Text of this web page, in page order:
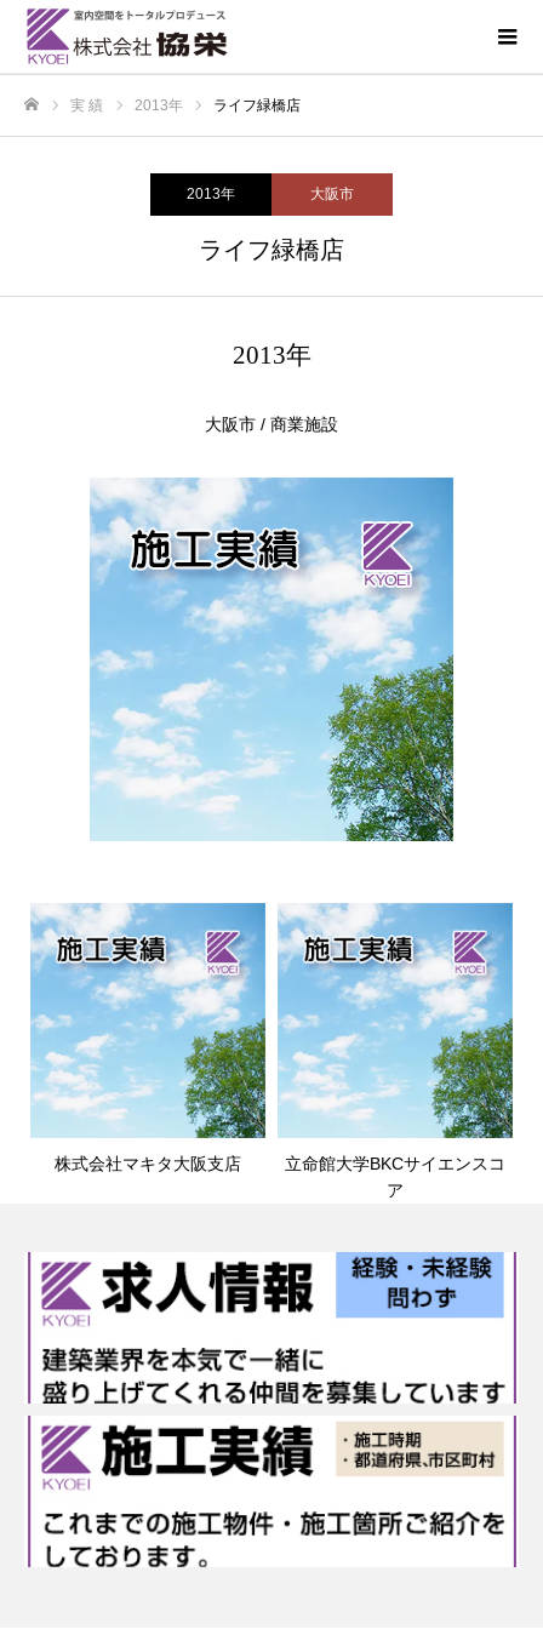
実 績 2013年 ライフ緑橋店
2013年 大阪市
ライフ緑橋店
2013年
大阪市 / 商業施設
株式会社マキタ大阪支店
立命館大学BKCサイエンスコ
ア